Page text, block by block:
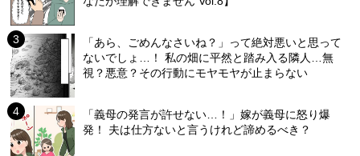
「あら、ごめんなさいね？」って絶対悪いと思って
ないでしょ…！ 私の畑に平然と踏み入る隣人…無
視？悪意？その行動にモヤモヤが止まらない
「義母の発言が許せない…！」嫁が義母に怒り爆
発！ 夫は仕方ないと言うけれど諦めるべき？